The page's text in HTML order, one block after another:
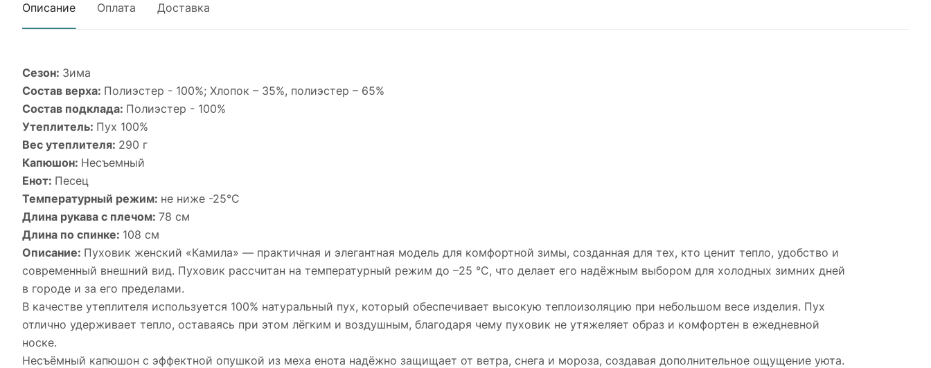
Описание Оплата Доставка
Сезон: Зима
Состав верха: Полиэстер - 100%; Хлопок – 35%, полиэстер – 65%
Состав подклада: Полиэстер - 100%
Утеплитель: Пух 100%
Вес утеплителя: 290 г
Капюшон: Несъемный
Енот: Песец
Температурный режим: не ниже -25°С
Длина рукава с плечом: 78 см
Длина по спинке: 108 см
Описание: Пуховик женский «Камила» — практичная и элегантная модель для комфортной зимы, созданная для тех, кто ценит тепло, удобство и
современный внешний вид. Пуховик рассчитан на температурный режим до –25 °C, что делает его надёжным выбором для холодных зимних дней
в городе и за его пределами.
В качестве утеплителя используется 100% натуральный пух, который обеспечивает высокую теплоизоляцию при небольшом весе изделия. Пух
отлично удерживает тепло, оставаясь при этом лёгким и воздушным, благодаря чему пуховик не утяжеляет образ и комфортен в ежедневной
носке.
Несъёмный капюшон с эффектной опушкой из меха енота надёжно защищает от ветра, снега и мороза, создавая дополнительное ощущение уюта.